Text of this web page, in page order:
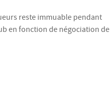
reste immuable pendant
en fonction de négociation de